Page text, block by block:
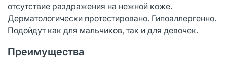
отсутствие раздражения на нежной коже.
Дерматологически протестировано. Гипоаллергенно.
Подойдут как для мальчиков, так и для девочек.
Преимущества